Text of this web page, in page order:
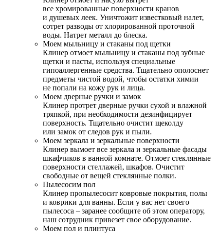
все хромированные поверхности кранов
и душевых леек. Уничтожит известковый налет,
сотрет разводы от хлорированной проточной
воды. Натрет металл до блеска.
Моем мыльницу и стаканы под щетки
Клинер отмоет мыльницу и стаканы под зубные
щетки и пасты, используя специальные
гипоаллергенные средства. Тщательно ополоснет
предметы чистой водой, чтобы остатки химии
не попали на кожу рук и лица.
Моем дверные ручки и замок
Клинер протрет дверные ручки сухой и влажной
тряпкой, при необходимости дезинфицирует
поверхность. Тщательно очистит щеколду
или замок от следов рук и пыли.
Моем зеркала и зеркальные поверхности
Клинер вымоет все зеркала и зеркальные фасады
шкафчиков в ванной комнате. Отмоет стеклянные
поверхности стеллажей, шкафов. Очистит
свободные от вещей стеклянные полки.
Пылесосим пол
Клинер пропылесосит ковровые покрытия, полы
и коврики для ванны. Если у вас нет своего
пылесоса – заранее сообщите об этом оператору,
наш сотрудник привезет свое оборудование.
Моем пол и плинтуса